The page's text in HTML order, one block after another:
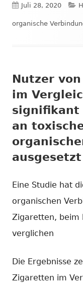
Veröffentlicht
am
Juli 28, 2020
organische
Nutzer
im
signifikant
an
ausgesetzt
Eine Studie hat
organischen
Zigaretten, beim
verglichen
Die Ergebnisse
Zigaretten im